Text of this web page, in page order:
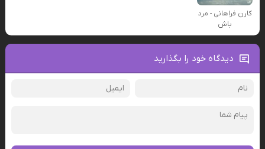
کارن فراهانی - مرد
باش
دیدگاه خود را بگذارید